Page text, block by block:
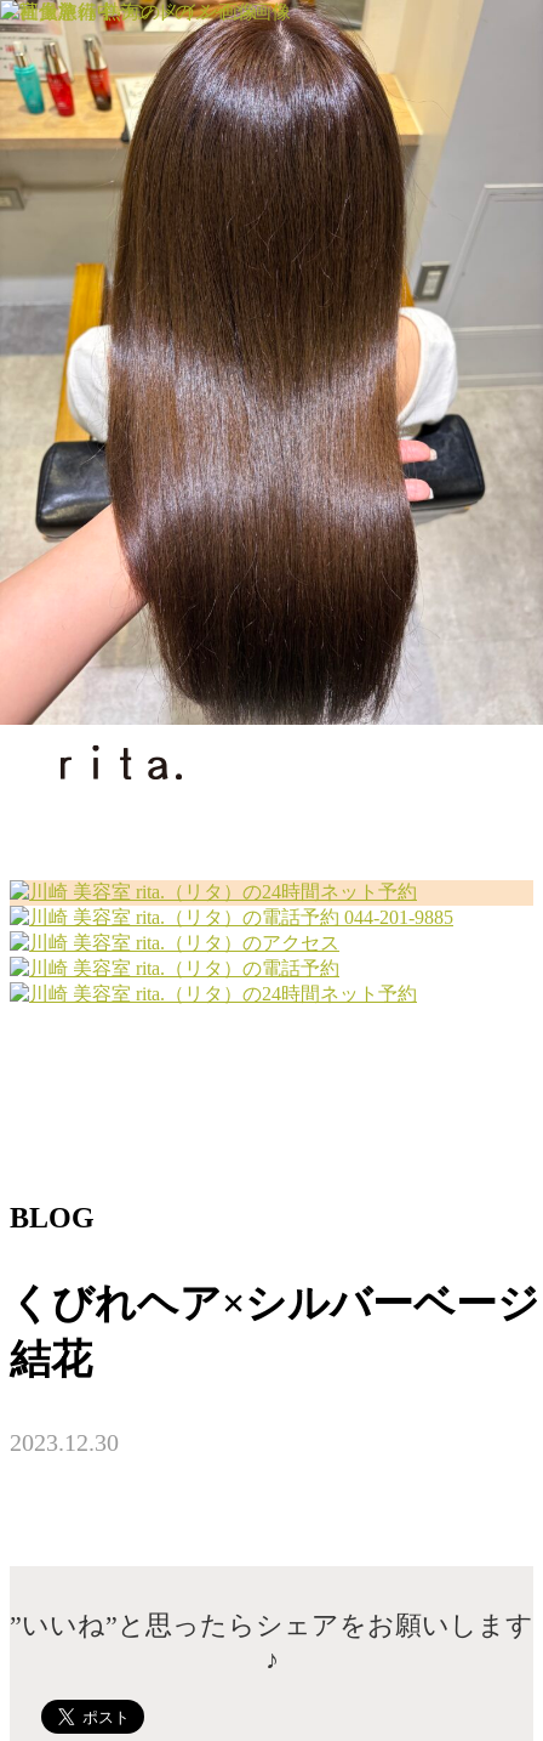
MENU
SALON INFORMATION
STAFF
GALLERY
BLOG
MOVIE
COLOR
CARE
RECRUIT
MENU
SALON INFORMATION
STAFF
GALLERY
BLOG
MOVIE
COLUMN
PRODUCT
RECRUIT
044-201-9885
BLOG
くびれヘア×シルバーベー
結花
2023.12.30
”いいね”と思ったらシェアをお願いします
♪